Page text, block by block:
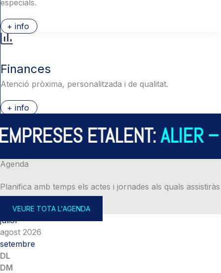
especials.
+ info
Finances
Atenció pròxima, personalitzada i de qualitat.
+ info
ETALENT:ALIER –
Agenda
Planifica amb temps els actes i jornades als quals assistiràs
VEURE TOTA L'AGENDA
juliol
agost 2026
setembre
DL
DM